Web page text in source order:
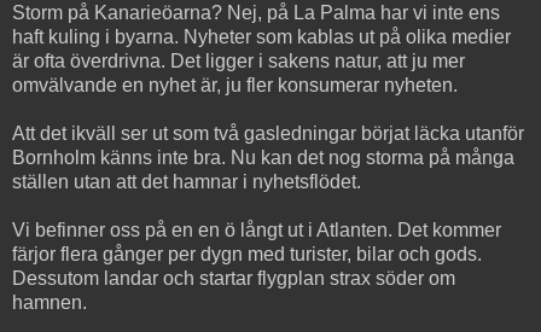
Storm på Kanarieöarna? Nej, på La Palma har vi inte ens
haft kuling i byarna. Nyheter som kablas ut på olika medier
är ofta överdrivna. Det ligger i sakens natur, att ju mer
omvälvande en nyhet är, ju fler konsumerar nyheten.
Att det ikväll ser ut som två gasledningar börjat läcka utanför
Bornholm känns inte bra. Nu kan det nog storma på många
ställen utan att det hamnar i nyhetsflödet.
Vi befinner oss på en en ö långt ut i Atlanten. Det kommer
färjor flera gånger per dygn med turister, bilar och gods.
Dessutom landar och startar flygplan strax söder om
hamnen.